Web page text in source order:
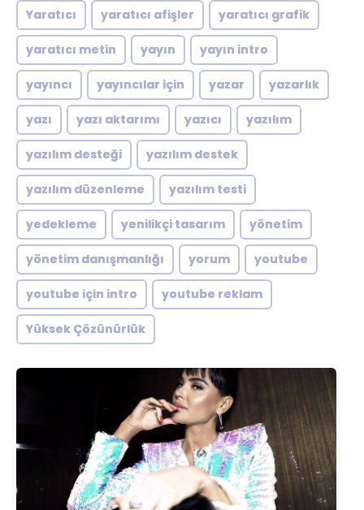
Yaratıcı yaratıcı afişler yaratıcı grafik
yaratıcı metin yayın yayın intro
yayıncı yayıncılar için yazar yazarlık
yazı yazı aktarımı yazıcı yazılım
yazılım desteği yazılım destek
yazılım düzenleme yazılım testi
yedekleme yenilikçi tasarım yönetim
yönetim danışmanlığı yorum youtube
youtube için intro youtube reklam
Yüksek Çözünürlük